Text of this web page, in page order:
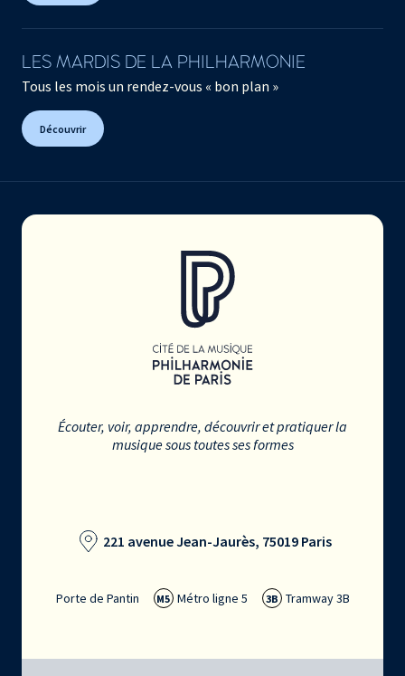
LES MARDIS DE LA PHILHARMONIE
Tous les mois un rendez-vous « bon plan »
Découvrir
Écouter, voir, apprendre, découvrir et pratiquer la
musique sous toutes ses formes
221 avenue Jean-Jaurès, 75019 Paris
Porte de Pantin M5 Métro ligne 5 3B Tramway 3B